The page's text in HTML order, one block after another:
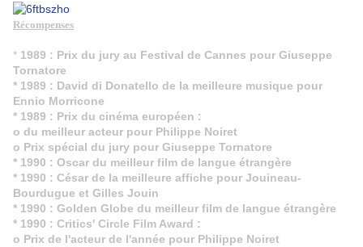
Récompenses
* 1989 : Prix du jury au Festival de Cannes pour Giuseppe
Tornatore
* 1989 : David di Donatello de la meilleure musique pour
Ennio Morricone
* 1989 : Prix du cinéma européen :
o du meilleur acteur pour Philippe Noiret
o Prix spécial du jury pour Giuseppe Tornatore
* 1990 : Oscar du meilleur film de langue étrangère
* 1990 : César de la meilleure affiche pour Jouineau-
Bourdugue et Gilles Jouin
* 1990 : Golden Globe du meilleur film de langue étrangère
* 1990 : Critics' Circle Film Award :
o Prix de l'acteur de l'année pour Philippe Noiret